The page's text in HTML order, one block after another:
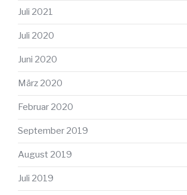
Juli 2021
Juli 2020
Juni 2020
März 2020
Februar 2020
September 2019
August 2019
Juli 2019